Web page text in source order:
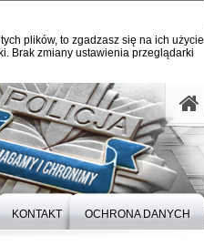
plików, to zgadzasz się na ich użycie
Brak zmiany ustawienia przeglądarki
KONTAKT OCHRONA DANYCH